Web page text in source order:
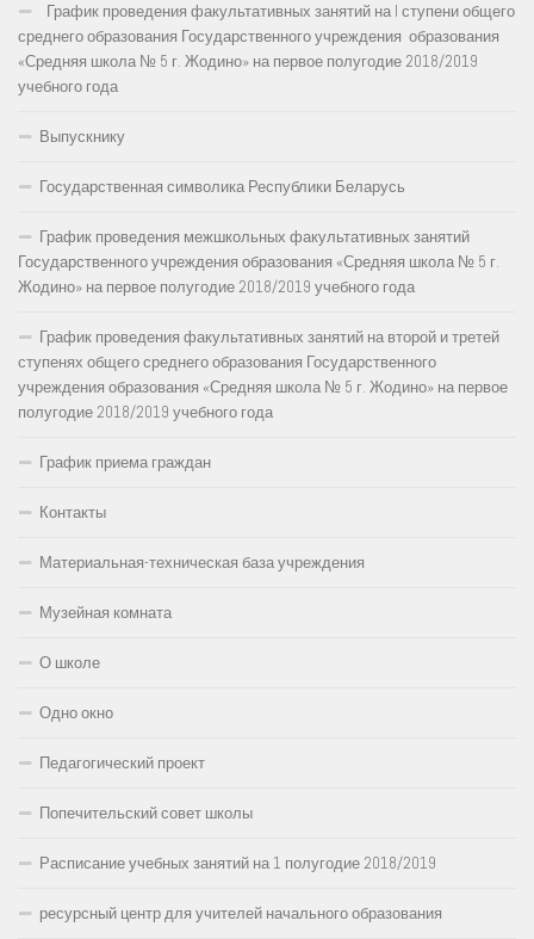
График проведения факультативных занятий на I ступени общего
среднего образования Государственного учреждения образования
«Средняя школа № 5 г. Жодино» на первое полугодие 2018/2019
учебного года
Выпускнику
Государственная символика Республики Беларусь
График проведения межшкольных факультативных занятий
Государственного учреждения образования «Средняя школа № 5 г.
Жодино» на первое полугодие 2018/2019 учебного года
График проведения факультативных занятий на второй и третей
ступенях общего среднего образования Государственного
учреждения образования «Средняя школа № 5 г. Жодино» на первое
полугодие 2018/2019 учебного года
График приема граждан
Контакты
Материальная-техническая база учреждения
Музейная комната
О школе
Одно окно
Педагогический проект
Попечительский совет школы
Расписание учебных занятий на 1 полугодие 2018/2019
ресурсный центр для учителей начального образования